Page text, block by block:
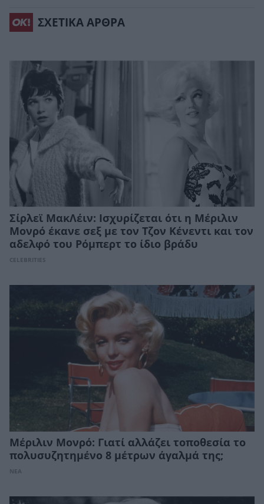
ΣΧΕΤΙΚΑ ΑΡΘΡΑ
Σίρλεϊ ΜακΛέιν: Ισχυρίζεται ότι η Μέριλιν
Μονρό έκανε σεξ με τον Τζον Κένεντι και τον
αδελφό του Ρόμπερτ το ίδιο βράδυ
CELEBRITIES
Μέριλιν Μονρό: Γιατί αλλάζει τοποθεσία το
πολυσυζητημένο 8 μέτρων άγαλμά της;
ΝΕΑ